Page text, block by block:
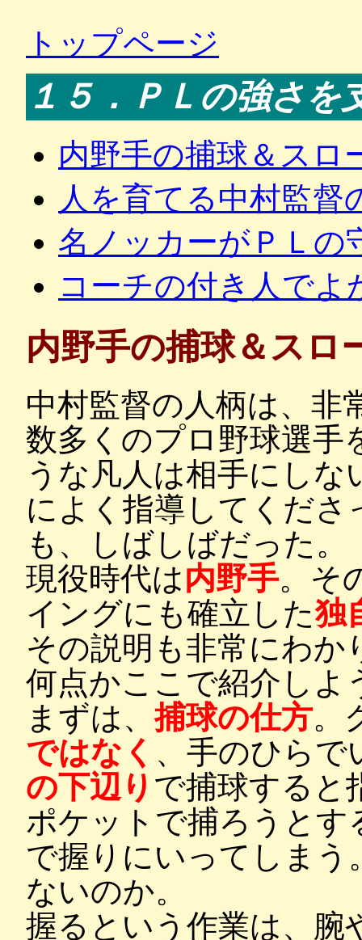
トップページ
１５．ＰＬの強さを
内野手の捕球＆スロ
人を育てる中村監督
名ノッカーがＰＬの
コーチの付き人でよ
内野手の捕球＆スロ
中村監督の人柄は、非
数多くのプロ野球選手
うな凡人は相手にし
によく指導してくだ
も、しばしばだった。
現役時代は内野手。そ
イングにも確立した独
その説明も非常にわか
何点かここで紹介しよ
まずは、捕球の仕方。
ではなく 、手のひらで
の下辺り で捕球すると
ポケットで捕ろうと
で握りにいってしま
ないのか。
握るという作業は、腕